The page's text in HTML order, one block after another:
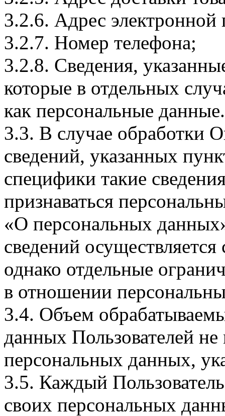
3.2.6. Адрес электронной
3.2.7. Номер телефона;
3.2.8. Сведения,
которые в отдельных
как персональные данные.
3.3. В случае обработки
сведений, указанных
специфики такие
признаваться
«О персональных
сведений
однако отдельные
в отношении
3.4. Объем
данных Пользователей
персональных данных,
3.5. Каждый
своих персональных